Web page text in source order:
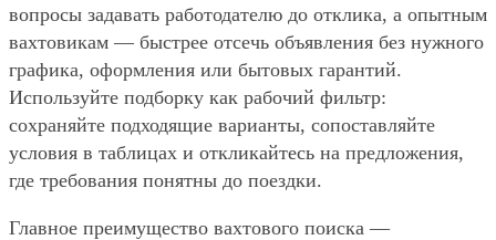
вопросы задавать работодателю до отклика, а опытным
вахтовикам — быстрее отсечь объявления без нужного
графика, оформления или бытовых гарантий.
Используйте подборку как рабочий фильтр:
сохраняйте подходящие варианты, сопоставляйте
условия в таблицах и откликайтесь на предложения,
где требования понятны до поездки.
Главное преимущество вахтового поиска —